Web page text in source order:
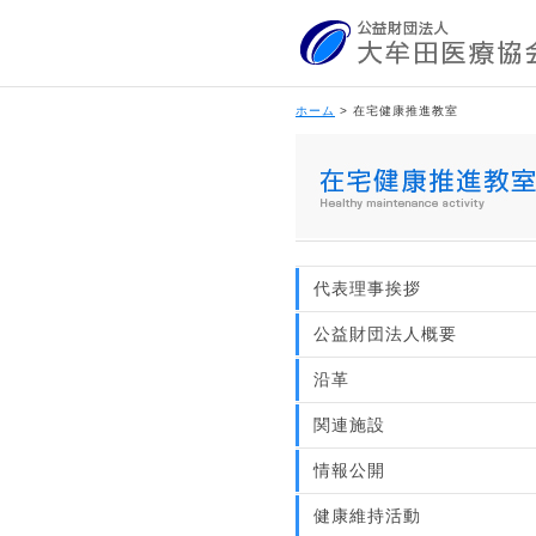
ホーム > 在宅健康推進教室
代表理事挨拶
公益財団法人概要
沿革
関連施設
情報公開
健康維持活動